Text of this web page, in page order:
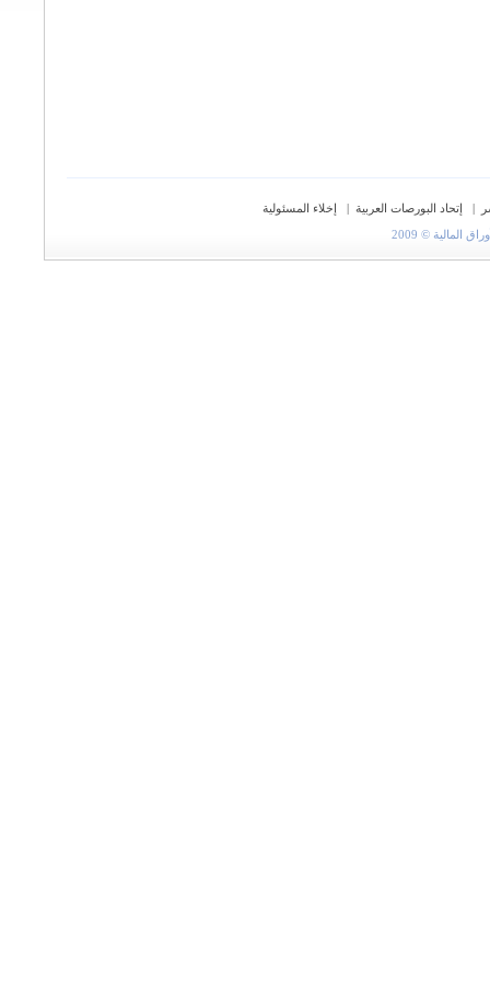
| إتحاد البورصات العربية |
إخلاء المسئولية
© 2009